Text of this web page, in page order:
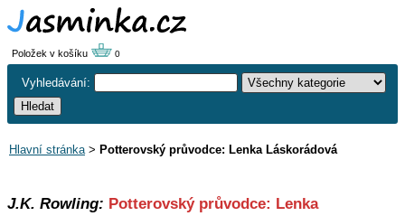
Položek v košíku 0
Vyhledávání:
Hlavní stránka> Potterovský průvodce: Lenka Láskorádová
J.K. Rowling: Potterovský průvodce: Lenka